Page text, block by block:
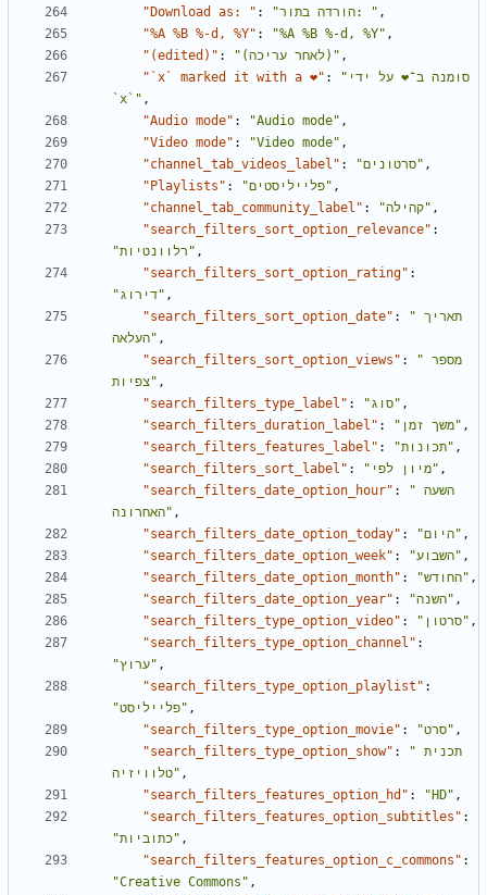
"Download as: " : "הורדה בתור: " ,
"%A %B %-d, %Y" : "%A %B %-d, %Y" ,
"(edited)" : "(לאחר עריכה)" ,
"`x` marked it with a ❤" :
"סומנה ב־❤ על ידי
`x`" ,
"Audio mode" : "Audio mode" ,
"Video mode" : "Video mode" ,
"channel_tab_videos_label" : "סרטונים" ,
"Playlists" : "פלייליסטים" ,
"channel_tab_community_label" : "קהילה" ,
"search_filters_sort_option_relevance" :
"רלוונטיות" ,
"search_filters_sort_option_rating" :
"דירוג" ,
"search_filters_sort_option_date" :
"תאריך
העלאה" ,
"search_filters_sort_option_views" :
"מספר
צפיות" ,
"search_filters_type_label" : "סוג" ,
"search_filters_duration_label" : "משך זמן" ,
"search_filters_features_label" : "תכונות" ,
"search_filters_sort_label" : "מיון לפי" ,
"search_filters_date_option_hour" :
"השעה
האחרונה" ,
"search_filters_date_option_today" : "היום" ,
"search_filters_date_option_week" : "השבוע" ,
"search_filters_date_option_month" : "החודש" ,
"search_filters_date_option_year" : "השנה" ,
"search_filters_type_option_video" : "סרטון" ,
"search_filters_type_option_channel" :
"ערוץ" ,
"search_filters_type_option_playlist" :
"פלייליסט" ,
"search_filters_type_option_movie" : "סרט" ,
"search_filters_type_option_show" :
"תכנית
טלוויזיה" ,
"search_filters_features_option_hd" : "HD" ,
"search_filters_features_option_subtitles" :
"כתוביות" ,
"search_filters_features_option_c_commons" :
"Creative Commons" ,